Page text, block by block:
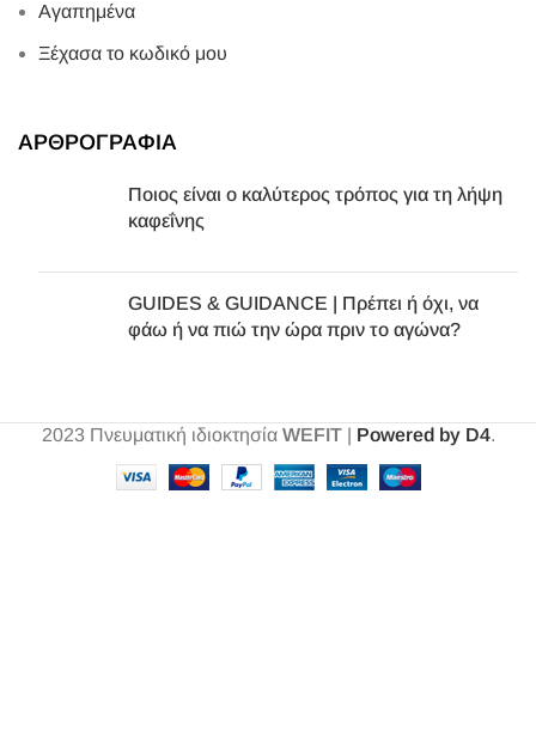
Αγαπημένα
Ξέχασα το κωδικό μου
ΑΡΘΡΟΓΡΑΦΙΑ
Ποιος είναι ο καλύτερος τρόπος για τη λήψη
καφεΐνης
GUIDES & GUIDANCE | Πρέπει ή όχι, να
φάω ή να πιώ την ώρα πριν το αγώνα?
2023 Πνευματική ιδιοκτησία WEFIT| Powered by D4.